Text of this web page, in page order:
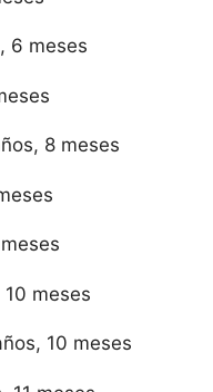
6 meses
8 meses
meses
10 meses